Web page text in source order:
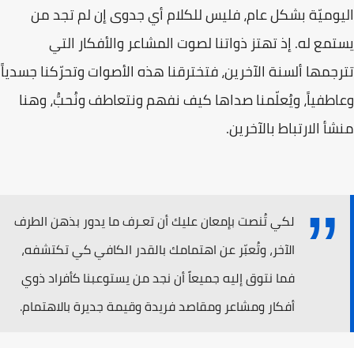
اليوميّة بشكل عام، فليس للكلام أي جدوى إن لم تجد من
يستمع له. إذ تهتز ذواتنا لصوت المشاعر والأفكار التي
تترجمها ألسنة الآخرين، فتخترقنا هذه الأصوات وتحرّكنا جسدياً
وعاطفياً، ويُعلّمنا صداها كيف نفهم ونتعاطف ونُحبُّ، وهنا
منشأ الارتباط بالآخرين.
لكي تُنصت بإمعان عليك أن تعـرف ما يدور بذهن الطرف
الآخر، وتُعبّر عن اهتمامك بالقدر الكافي كي تكتشفه،
فما نتوق إليه جميعاً أن نجد من يستوعبنا كأفراد ذوي
أفكار ومشاعر ومقاصد فريدة وقيمة جديرة بالاهتمام.